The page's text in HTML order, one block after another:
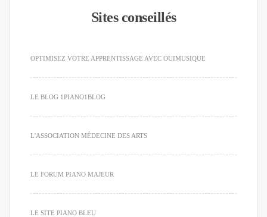
Sites conseillés
OPTIMISEZ VOTRE APPRENTISSAGE AVEC OUIMUSIQUE
LE BLOG 1PIANO1BLOG
L'ASSOCIATION MÉDECINE DES ARTS
LE FORUM PIANO MAJEUR
LE SITE PIANO BLEU